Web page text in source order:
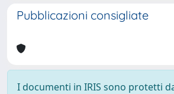
Pubblicazioni consigliate
I documenti in IRIS sono protetti